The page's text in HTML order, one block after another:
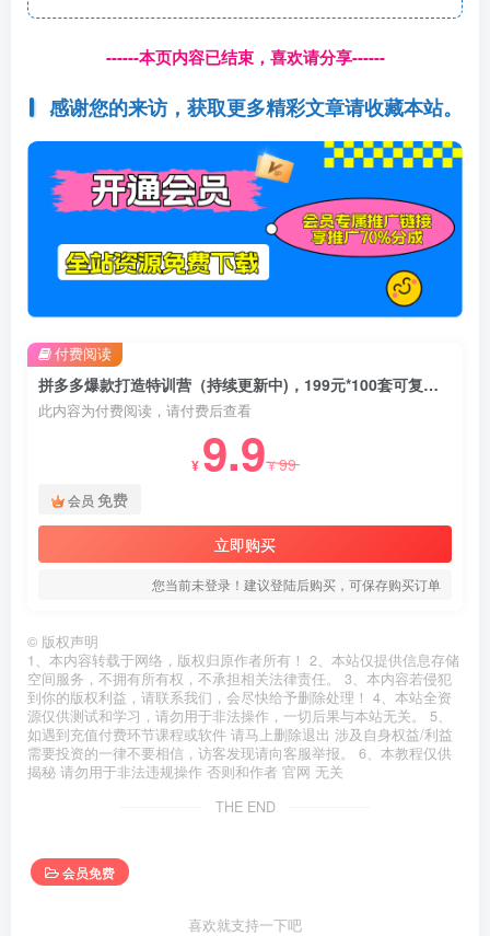
------本页内容已结束，喜欢请分享------
感谢您的来访，获取更多精彩文章请收藏本站。
拼多多爆款打造特训营（持续更新中)，199元*100套可复制爆款案例
此内容为付费阅读，请付费后查看
¥ 9.9¥99
会员 免费
立即购买
您当前未登录！建议登陆后购买，可保存购买订单
付费阅读
© 版权声明
1、本内容转载于网络，版权归原作者所有！ 2、本站仅提供信息存储
空间服务，不拥有所有权，不承担相关法律责任。 3、本内容若侵犯
到你的版权利益，请联系我们，会尽快给予删除处理！ 4、本站全资
源仅供测试和学习，请勿用于非法操作，一切后果与本站无关。 5、
如遇到充值付费环节课程或软件 请马上删除退出 涉及自身权益/利益
需要投资的一律不要相信，访客发现请向客服举报。 6、本教程仅供
揭秘 请勿用于非法违规操作 否则和作者 官网 无关
THE END
会员免费
喜欢就支持一下吧